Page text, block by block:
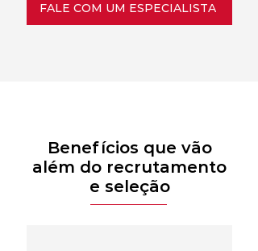
FALE COM UM ESPECIALISTA
Benefícios que vão
além do recrutamento
e seleção